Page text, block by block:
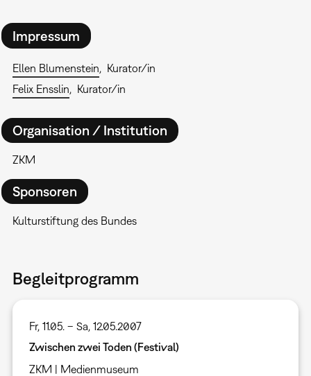
Impressum
Ellen Blumenstein
Kurator/in
Felix Ensslin
Kurator/in
Organisation / Institution
ZKM
Sponsoren
Kulturstiftung des Bundes
Begleitprogramm
Fr, 11.05. – Sa, 12.05.2007
Zwischen zwei Toden (Festival)
ZKM | Medienmuseum